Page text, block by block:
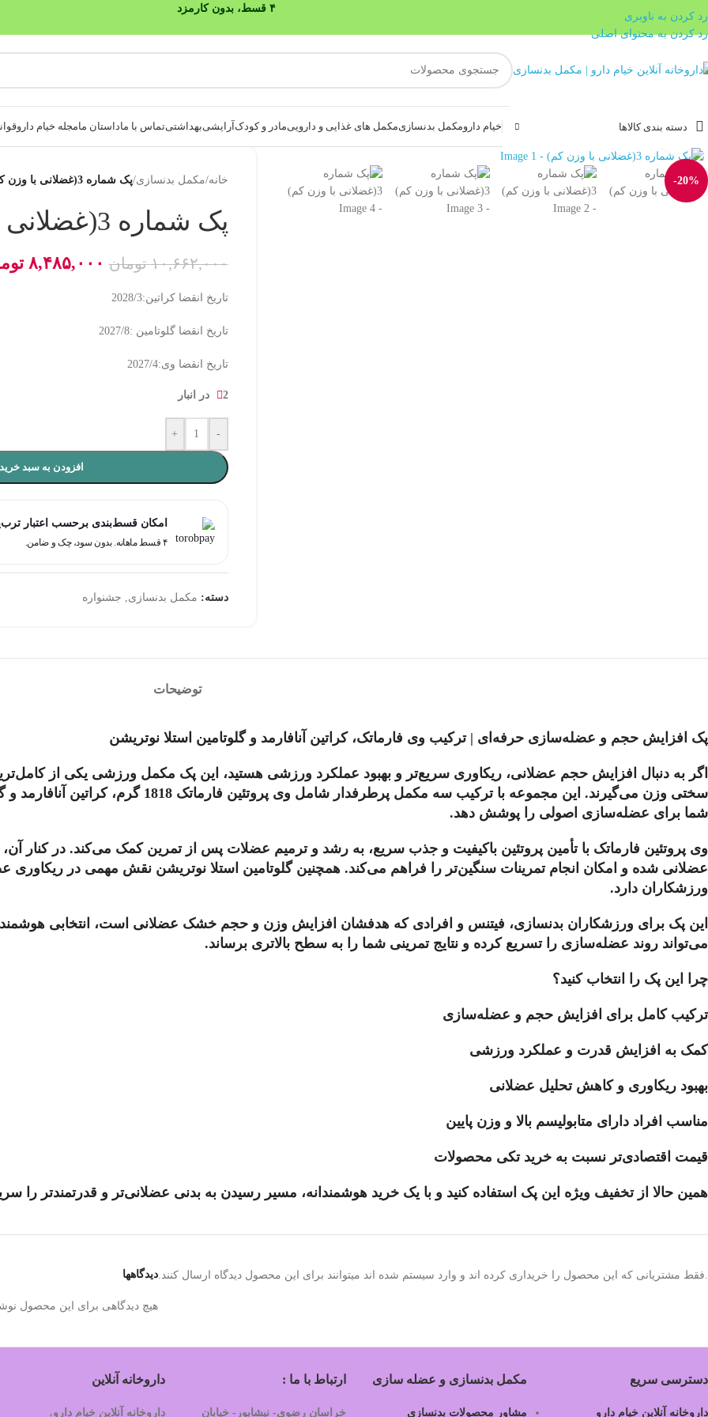
۴ قسط، بدون کارمزد
رد کردن به ناوبری
رد کردن به محتوای اصلی
دسته بندی کالاها خیام دارومکمل بدنسازیمکمل های غذایی و داروییمادر و کودک آرایشیبهداشتیتماس با ماداستان مامجله خیام دارو
-20%
بزرگنمایی تصویر
خانه/مکمل بدنسازی/پک شماره 3(غضلانی با وزن کم)
پک شماره 3(غضلانی با وزن کم)
۱۰,۶۶۲,۰۰۰ تومان ۸,۴۸۵,۰۰۰
تاریخ انقضا کراتین:2028/3
تاریخ انقضا گلوتامین :2027/8
تاریخ انقضا وی:2027/4
2 در انبار
-
+
افزودن به سبد
امکان قسط‌بندی برحسب اعتبار
۴ قسط ماهانه. بدون سود، چک و ضامن.
دسته: مکمل بدنسازی, جشنواره
توضیحات
پک افزایش حجم و عضله‌سازی حرفه‌ای | ترکیب وی فارماتک، کراتین آنافارمد و گلوتامین استلا نوتریشن
اگر به دنبال افزایش حجم عضلانی، ریکاوری سریع‌تر و بهبود عملکرد ورزشی هستید، این پک مکمل ورزشی یکی از
سختی وزن می‌گیرند. این مجموعه با ترکیب سه مکمل
شما برای عضله‌سازی اصولی را پوشش دهد.
وی پروتئین فارماتک با تأمین پروتئین باکیفیت و جذب سریع، به رشد و ترمیم عضلات پس از تمرین کمک می‌کند. در کنار
عضلانی شده و امکان انجام تمرینات سنگین‌تر را فراهم می‌کند. همچنین گلوتامین استلا نوتریشن نقش مهمی در
ورزشکاران دارد.
این پک برای ورزشکاران بدنسازی، فیتنس و افرادی که هدفشان افزایش وزن و حجم خشک عضلانی است، انتخابی
می‌تواند روند عضله‌سازی را تسریع کرده و نتایج تمرینی شما را به سطح بالاتری برساند.
چرا این پک را انتخاب کنید؟
ترکیب کامل برای افزایش حجم و عضله‌سازی
کمک به افزایش قدرت و عملکرد ورزشی
بهبود ریکاوری و کاهش تحلیل عضلانی
مناسب افراد دارای متابولیسم بالا و وزن پایین
قیمت اقتصادی‌تر نسبت به خرید تکی محصولات
همین حالا از تخفیف ویژه این پک استفاده کنید و با یک خرید هوشمندانه، مسیر رسیدن به بدنی عضلانی‌تر و قدرتمندتر را
دیدگاهها
هیچ دیدگاهی برای این محصول
.فقط مشتریانی که این محصول را خریداری کرده اند و وارد سیستم شده اند میتوانند برای این محصول دیدگاه ارسال کنند.
دسترسی سریع
داروخانه آنلاین خیام دارو
مکمل بدنسازی و عضله سازی
مشاور محصولات بدنسازی
ارتباط با ما :
خراسان رضوی- نیشابور- خیابان
داروخانه آنلاین
داروخانه آنلاین خیام دارو،